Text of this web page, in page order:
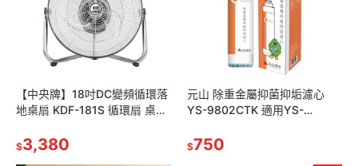
【中央牌】18吋DC變頻循環落
地桌扇 KDF-181S 循環扇 桌扇
$3,380
元山 除重金屬抑菌抑垢濾心
YS-9802CTK 適用YS-
8103RWT
$750